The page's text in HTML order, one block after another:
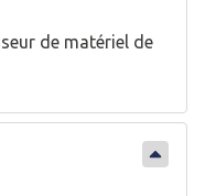
de matériel de